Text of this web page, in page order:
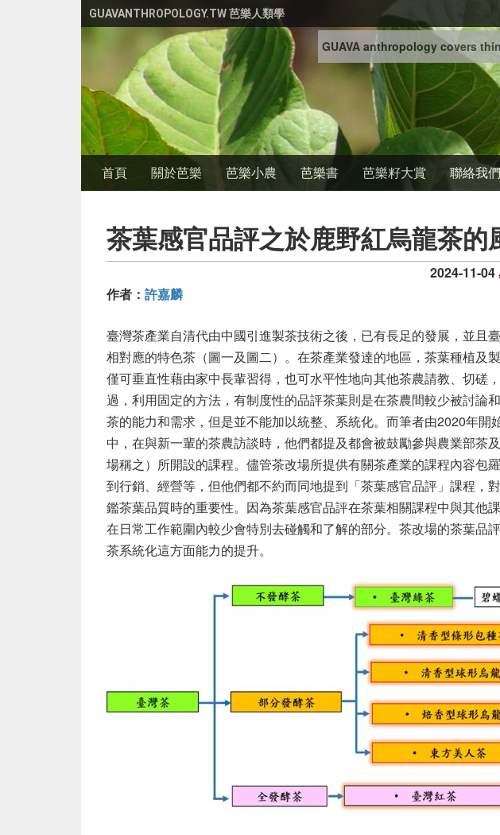
GUAVANTHROPOLOGY.TW 芭樂人類學
GUAVA anthropology covers
首頁 關於芭樂 芭樂小農 芭樂書 芭樂籽大賞 聯絡我們
茶葉感官品評之於鹿野紅烏龍茶的
2024-11-04
作者： 許嘉麟
臺灣茶產業自清代由中國引進製茶技術之後，已有長足的發展，並且
相對應的特色茶（圖一及圖二）。在茶產業發達的地區，茶葉種植及
僅可垂直性藉由家中長輩習得，也可水平性地向其他茶農請教、切磋
過，利用固定的方法，有制度性的品評茶葉則是在茶農間較少被討論
茶的能力和需求，但是並不能加以統整、系統化。而筆者由2020年開
中，在與新一輩的茶農訪談時，他們都提及都會被鼓勵參與農業部茶
場稱之）所開設的課程。儘管茶改場所提供有關茶產業的課程內容包
到行銷、經營等，但他們都不約而同地提到「茶葉感官品評」課程，
鑑茶葉品質時的重要性。因為茶葉感官品評在茶葉相關課程中與其他
在日常工作範圍內較少會特別去碰觸和了解的部分。茶改場的茶葉品
茶系統化這方面能力的提升。